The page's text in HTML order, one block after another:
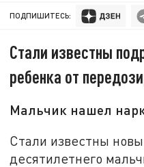
ПОДПИШИТЕСЬ:
Стали известны
ребенка от
Мальчик нашел
Стали известны
десятилетнего